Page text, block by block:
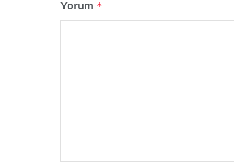
Yorum *